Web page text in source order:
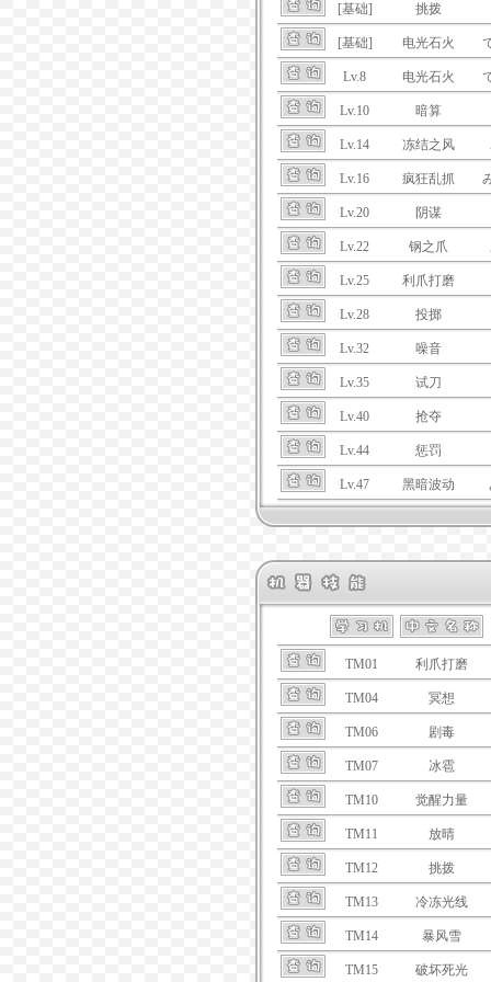
[基础] 挑拨
[基础] 电光石火
Lv.8 电光石火
Lv.10 暗算
Lv.14 冻结之风
Lv.16 疯狂乱抓
Lv.20 阴谋
Lv.22 钢之爪
Lv.25 利爪打磨
Lv.28 投掷
Lv.32 噪音
Lv.35 试刀
Lv.40 抢夺
Lv.44 惩罚
Lv.47 黑暗波动
TM01 利爪打磨
TM04 冥想
TM06 剧毒
TM07 冰雹
TM10 觉醒力量
TM11 放晴
TM12 挑拨
TM13 冷冻光线
TM14 暴风雪
TM15 破坏死光